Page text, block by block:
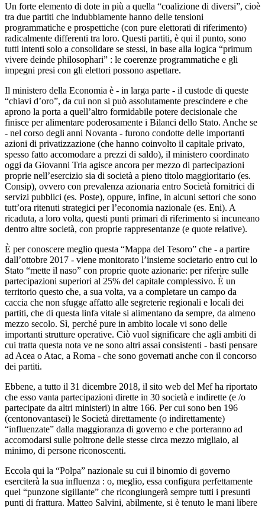
Un forte elemento di dote in più a quella “coalizione di diversi”, cioè
tra due partiti che indubbiamente hanno delle tensioni
programmatiche e prospettiche (con pure elettorati di riferimento)
radicalmente differenti tra loro. Questi partiti, è qui il punto, sono
tutti intenti solo a consolidare se stessi, in base alla logica “primum
vivere deinde philosophari” : le coerenze programmatiche e gli
impegni presi con gli elettori possono aspettare.
Il ministero della Economia è - in larga parte - il custode di queste
“chiavi d’oro”, da cui non si può assolutamente prescindere e che
aprono la porta a quell’altro formidabile potere decisionale che
finisce per alimentare poderosamente i Bilanci dello Stato. Anche se
- nel corso degli anni Novanta - furono condotte delle importanti
azioni di privatizzazione (che hanno coinvolto il capitale privato,
spesso fatto accomodare a prezzi di saldo), il ministero coordinato
oggi da Giovanni Tria agisce ancora per mezzo di partecipazioni
proprie nell’esercizio sia di società a pieno titolo maggioritario (es.
Consip), ovvero con prevalenza azionaria entro Società fornitrici di
servizi pubblici (es. Poste), oppure, infine, in alcuni settori che sono
tutt’ora ritenuti strategici per l’economia nazionale (es. Eni). A
ricaduta, a loro volta, questi punti primari di riferimento si incuneano
dentro altre società, con proprie rappresentanze (e quote relative).
È per conoscere meglio questa “Mappa del Tesoro” che - a partire
dall’ottobre 2017 - viene monitorato l’insieme societario entro cui lo
Stato “mette il naso” con proprie quote azionarie: per riferire sulle
partecipazioni superiori al 25% del capitale complessivo. È un
territorio questo che, a sua volta, va a completare un campo da
caccia che non sfugge affatto alle segreterie regionali e locali dei
partiti, che di questa linfa vitale si alimentano da sempre, da almeno
mezzo secolo. Sì, perché pure in ambito locale vi sono delle
importanti strutture operative. Ciò vuol significare che agli ambiti di
cui tratta questa nota ve ne sono altri assai consistenti - basti pensare
ad Acea o Atac, a Roma - che sono governati anche con il concorso
dei partiti.
Ebbene, a tutto il 31 dicembre 2018, il sito web del Mef ha riportato
che esso vanta partecipazioni dirette in 30 società e indirette (e /o
partecipate da altri ministeri) in altre 166. Per cui sono ben 196
(centonovantasei) le Società direttamente (o indirettamente)
“influenzate” dalla maggioranza di governo e che porteranno ad
accomodarsi sulle poltrone delle stesse circa mezzo migliaio, al
minimo, di persone riconoscenti.
Eccola qui la “Polpa” nazionale su cui il binomio di governo
eserciterà la sua influenza : o, meglio, essa configura perfettamente
quel “punzone sigillante” che ricongiungerà sempre tutti i presunti
punti di frattura. Matteo Salvini, abilmente, si è tenuto le mani libere